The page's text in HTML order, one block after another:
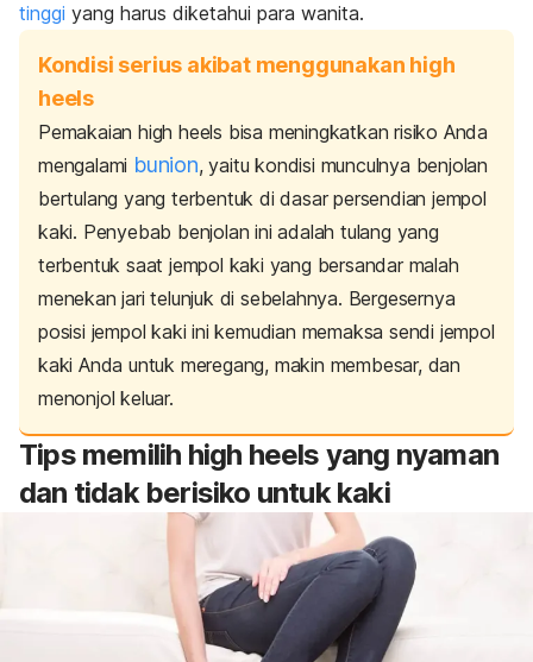
tinggi yang harus diketahui para wanita.
Kondisi serius akibat menggunakan high
heels
Pemakaian high heels bisa meningkatkan risiko Anda
mengalami bunion, yaitukondisi munculnya benjolan
bertulang yang terbentuk di dasar persendian jempol
kaki. Penyebab benjolan ini adalah tulang yang
terbentuk saat jempol kaki yang bersandar malah
menekan jari telunjuk di sebelahnya. Bergesernya
posisi jempol kaki ini kemudian memaksa sendi jempol
kaki Anda untuk meregang, makin membesar, dan
menonjol keluar.
Tips memilih high heels yang nyaman
dan tidak berisiko untuk kaki